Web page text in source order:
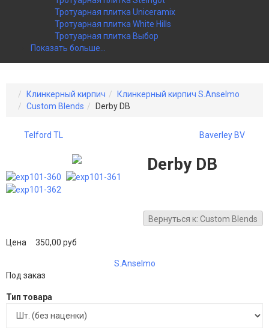
Тротуарная плитка Uniceramix
Тротуарная плитка White Hills
Тротуарная плитка Выбор
Показать больше...
Клинкерный кирпич
Клинкерный кирпич S.Anselmo
Custom Blends
Derby DB
Telford TL Baverley BV
Вернуться к: Custom Blends
Derby DB
Цена 350,00 руб
S.Anselmo
Под заказ
Тип товара